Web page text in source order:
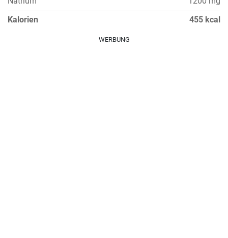
Kalorien
455 kcal
WERBUNG